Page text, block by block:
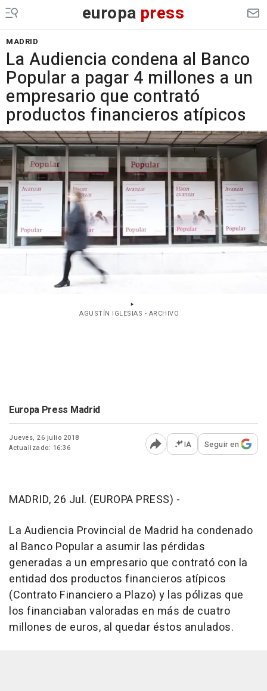
europa press
MADRID
La Audiencia condena al Banco
Popular a pagar 4 millones a un
empresario que contrató
productos financieros atípicos
AGUSTÍN IGLESIAS - ARCHIVO
Europa Press Madrid
Jueves, 26 julio 2018
Actualizado: 16:36
Abrir opciones para
IA Seguir en
MADRID, 26 Jul. (EUROPA PRESS) -
La Audiencia Provincial de Madrid ha condenado
al Banco Popular a asumir las pérdidas
generadas a un empresario que contrató con la
entidad dos productos financieros atípicos
(Contrato Financiero a Plazo) y las pólizas que
los financiaban valoradas en más de cuatro
millones de euros, al quedar éstos anulados.